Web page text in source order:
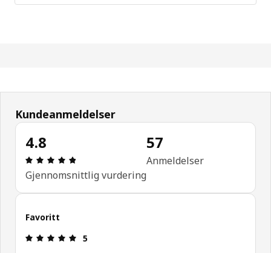
Kundeanmeldelser
4.8
Produktomtale: 4.8 ingen kundevurdering 5
Gjennomsnittlig vurdering
57
Anmeldelser
Favoritt
Produktomtale: 5 ingen kundevurdering 5
5